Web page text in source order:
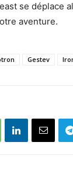
se déplace
aventure.
Gestev